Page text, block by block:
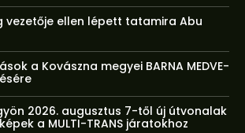
vezetője ellen lépett tatamira Abu
a Kovászna megyei BARNA MEDVE-
2026. augusztus 7-től új útvonalak
a MULTI-TRANS járatokhoz